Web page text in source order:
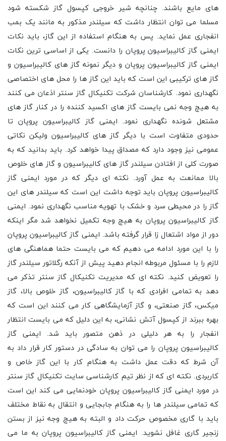
های مایع باشند. چنانچه شیر خروجی کپسول گاز شکسته شود
مسلما می توان انتظار داشت که سیلندر مذکور به مانند یک بمب
انفجاری عمل نماید. پس به هنگام استفاده از این گاز، باید نکات
ایمنی گاز کالیبراسیون پروپان را دانست. یکی از اساسی ترین نکات
ایمنی گاز کالیبراسیون پروپان و دیگر نمونه گاز های کالیبراسیون و
گاز های ترکیبی این است که باید این گاز ها را محل های اختصاصی
نگهداری نمود. کارشناسان شرکت تکنیکال گاز سنتر اذعان می کنند
به هیچ وجه نمی بایست گاز های اکسید کننده را در کنار گاز های
مشتعل شونده نگهداری نمود. ایمنی گاز کالیبراسیون پروپان تا
حدودی متفاوت است با دیگر گاز های کالیبراسیون ولیکن نکاتی
عمومی نیز وجود دارد که مصداق پیدا خواهد کرد. باید بدانید که به
صورت کلی از افتادن سیلندر گاز های کالیبراسیون و گاز های خلوص
بالا ممانعت به عمل آورد. نکته ای دیگر که در مورد ایمنی گاز
کالیبراسیون پروپان باید توجه داشت این است که سیلندر های این
گاز را در محیطی سرد و خشک با تهویه مناسب نگهداری نمود. ایمنی
گاز کالیبراسیون پروپان به هیچ وجه تکمیل نخواهد شد مگر اینکه
دور از مواد اشتعال زا قرار گرفته باشد. ایمنی گاز کالیبراسیون پروپان
را با این مورد ادامه می دهیم که می بایست حتما هماهنگی های
لازم را با مسئول مربوطه انجام دهید پیش از آنکه رگلاتور سیلندر گاز
را تعویض کنید. نکته ای که مدیریت تکنیکال گاز سنتر تذکر می
دهد به تمامی افرادی که با گاز کالیبراسیون، گاز خلوص بالا، گاز
میکس، گاز صنعتی، و گاز آزمایشگاهی کار می کنند این است که
بهره ببرند از کپسول آتش نشانی، به این دلیل که می بایست انتظار
انفجار را به هر دلیلی در ذهن متصور باید شد. ایمنی گاز
کالیبراسیون پروپان را می توان به سادگی در دستور کار قرار داد به
آن شرط که دقت عمل داشت به هنگام کار با این گاز خاص و
کاربردی. نکته ای که از نظر تیم کارشناسی سایت تکنیکال گاز سنتر
در مورد ایمنی گاز کالیبراسیون پروپان خودنمایی می کند این است
که تمامی سیلندر ها را به هنگام جابجایی و انتقال به نقاط مختلف
باید با گاری مخصوص حرکت داد و البته به هیچ وجه نیز از بستن
زنجیر گاری غافل نشوید. ایمنی گاز کالیبراسیون پروپان به ما می